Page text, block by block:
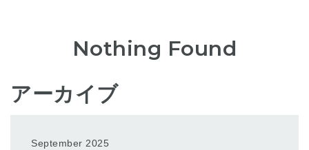
Nothing Found
アーカイブ
September 2025